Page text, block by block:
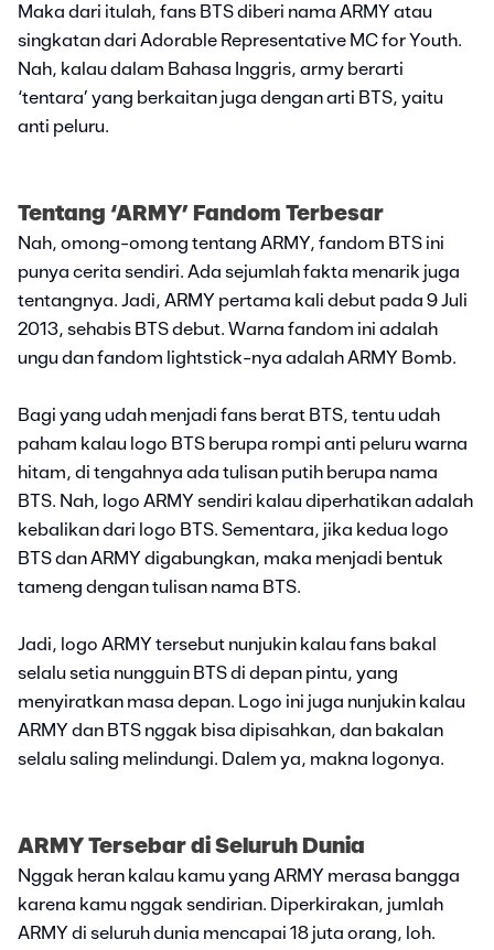
Maka dari itulah, fans BTS diberi nama ARMY atau
singkatan dari Adorable Representative MC for Youth.
Nah, kalau dalam Bahasa Inggris, army berarti
‘tentara’ yang berkaitan juga dengan arti BTS, yaitu
anti peluru.
Tentang ‘ARMY’ Fandom Terbesar
Nah, omong-omong tentang ARMY, fandom BTS ini
punya cerita sendiri. Ada sejumlah fakta menarik juga
tentangnya. Jadi, ARMY pertama kali debut pada 9 Juli
2013, sehabis BTS debut. Warna fandom ini adalah
ungu dan fandom lightstick-nya adalah ARMY Bomb.
Bagi yang udah menjadi fans berat BTS, tentu udah
paham kalau logo BTS berupa rompi anti peluru warna
hitam, di tengahnya ada tulisan putih berupa nama
BTS. Nah, logo ARMY sendiri kalau diperhatikan adalah
kebalikan dari logo BTS. Sementara, jika kedua logo
BTS dan ARMY digabungkan, maka menjadi bentuk
tameng dengan tulisan nama BTS.
Jadi, logo ARMY tersebut nunjukin kalau fans bakal
selalu setia nungguin BTS di depan pintu, yang
menyiratkan masa depan. Logo ini juga nunjukin kalau
ARMY dan BTS nggak bisa dipisahkan, dan bakalan
selalu saling melindungi. Dalem ya, makna logonya.
ARMY Tersebar di Seluruh Dunia
Nggak heran kalau kamu yang ARMY merasa bangga
karena kamu nggak sendirian. Diperkirakan, jumlah
ARMY di seluruh dunia mencapai 18 juta orang, loh.